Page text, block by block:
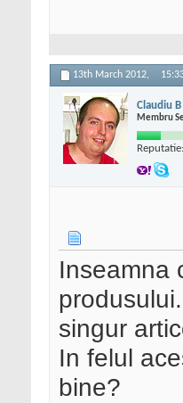
13th March 2012,
Claudiu B
Membru
Reputatie:
Inseamna
singur
In felul
bine?